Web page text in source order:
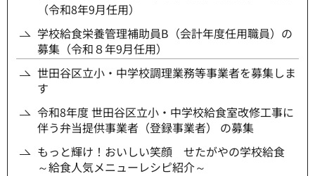
（令和8年9月任用）
学校給食栄養管理補助員B（会計年度任用職員）の
募集（令和８年9月任用）
世田谷区立小・中学校調理業務等事業者を募集しま
す
令和8年度 世田谷区立小・中学校給食室改修工事に
伴う弁当提供事業者（登録事業者） の募集
もっと輝け！おいしい笑顔 せたがやの学校給食
～給食人気メニューレシピ紹介～